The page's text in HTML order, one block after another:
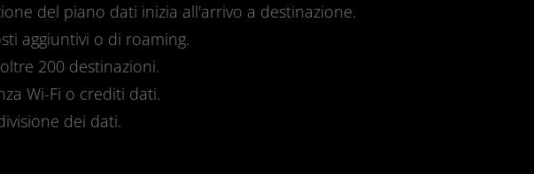
del piano dati inizia all'arrivo a destinazione.
aggiuntivi o di roaming.
200 destinazioni.
Wi-Fi o crediti dati.
dei dati.